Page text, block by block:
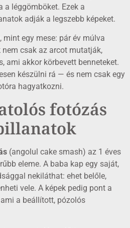
a léggömböket. Ezek a
adják a legszebb képeket.
egy mese: pár év múlva
nem csak az arcot mutatják,
ami akkor körbevett benneteket.
készülni rá — és nem csak egy
hagyatkozni.
fotózás
(angolul cake smash) az 1 éves
eleme. A baba kap egy saját,
nekiláthat: ehet belőle,
vele. A képek pedig pont a
a beállított, pózolós